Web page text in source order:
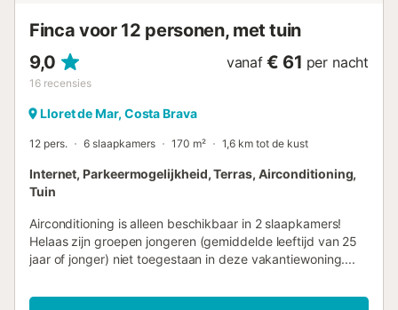
Finca voor 12 personen, met tuin
9,0
16 recensies
vanaf € 61 per nacht
Lloret de Mar, Costa Brava
12 pers. 6 slaapkamers 170 m² 1,6 km tot de kust
Internet, Parkeermogelijkheid, Terras, Airconditioning,
Tuin
Airconditioning is alleen beschikbaar in 2 slaapkamers!
Helaas zijn groepen jongeren (gemiddelde leeftijd van 25
jaar of jonger) niet toegestaan in deze vakantiewoning....